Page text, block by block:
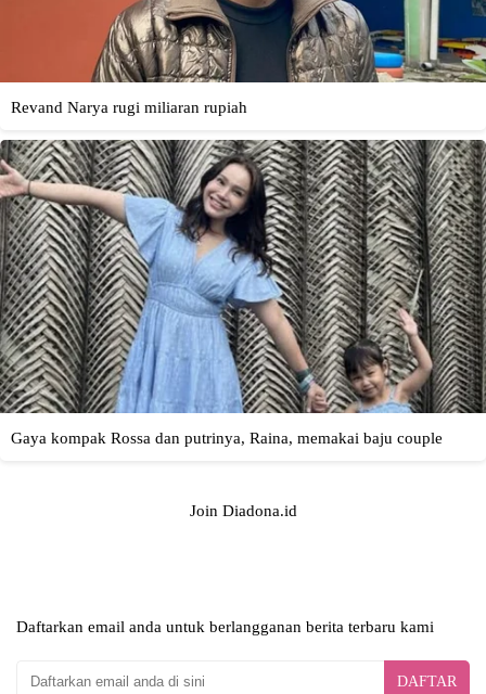
Join Diadona.id
Daftarkan email anda untuk berlangganan berita terbaru kami
DAFTAR